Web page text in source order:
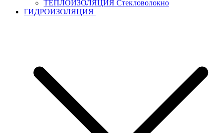
ТЕПЛОИЗОЛЯЦИЯ Стекловолокно
ГИДРОИЗОЛЯЦИЯ